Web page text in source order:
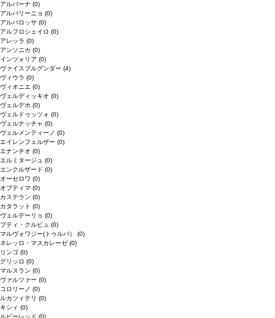
アルバーナ (0)
アルバリーニョ (0)
アルバロッサ (0)
アルフロシェイロ (0)
アレッラ (0)
アンソニカ (0)
インツォリア (0)
ヴァイスブルグンダー (4)
ヴィウラ (0)
ヴィオニエ (0)
ヴェルディッキオ (0)
ヴェルデホ (0)
ヴェルドゥッツォ (0)
ヴェルナッチャ (0)
ヴェルメンティーノ (0)
エイレンフェルザー (0)
エナンチオ (0)
エルミタージュ (0)
エンクルザード (0)
オーセロワ (0)
オプティマ (0)
カステラン (0)
カタラット (0)
ヴェルデーリョ (0)
プティ・クルビュ (0)
マルヴォワジー(トゥルバ） (0)
ネレッロ・マスカレーゼ (0)
リンゴ (0)
グリッロ (0)
マルスラン (0)
ヴァルツァー (0)
コロリーノ (0)
ルカツィテリ (0)
キシィ (0)